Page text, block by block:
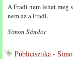
A Fradi nem lehet meg
nem az a Fradi.
Simon Sándor
Publicisztika -